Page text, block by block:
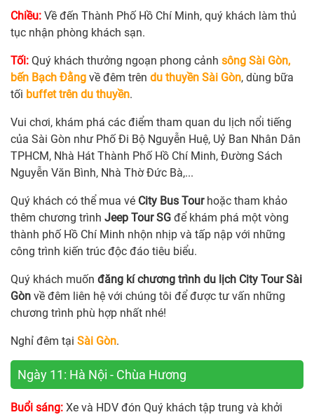
Chiều: Về đến Thành Phố Hồ Chí Minh, quý khách làm thủ
tục nhận phòng khách sạn.
Tối: Quý khách thưởng ngoạn phong cảnh sông Sài Gòn,
bến Bạch Đằng về đêm trên du thuyền Sài Gòn, dùng bữa
tối buffet trên du thuyền.
Vui chơi, khám phá các điểm tham quan du lịch nổi tiếng
của Sài Gòn như Phố Đi Bộ Nguyễn Huệ, Uỷ Ban Nhân Dân
TPHCM, Nhà Hát Thành Phố Hồ Chí Minh, Đường Sách
Nguyễn Văn Bình, Nhà Thờ Đức Bà,...
Quý khách có thể mua vé City Bus Tourhoặc tham khảo
thêm chương trình Jeep Tour SG để khám phá một vòng
thành phố Hồ Chí Minh nhộn nhịp và tấp nập với những
công trình kiến trúc độc đáo tiêu biểu.
Quý khách muốn đăng kí chương trình du lịch City Tour Sài
Gòn về đêm liên hệ với chúng tôi để được tư vấn những
chương trình phù hợp nhất nhé!
Nghỉ đêm tại Sài Gòn.
Ngày 11: Hà Nội - Chùa Hương
Buổi sáng: Xe và HDV đón Quý khách tập trung và khởi